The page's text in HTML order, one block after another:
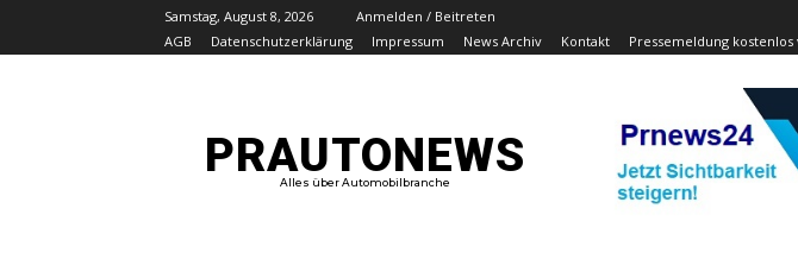
Samstag, August 8, 2026
Anmelden / Beitreten
AGB
Datenschutzerklärung Impressum News Archiv Kontakt Pressemeldung
PRAUTONEWS
Alles über Automobilbranche